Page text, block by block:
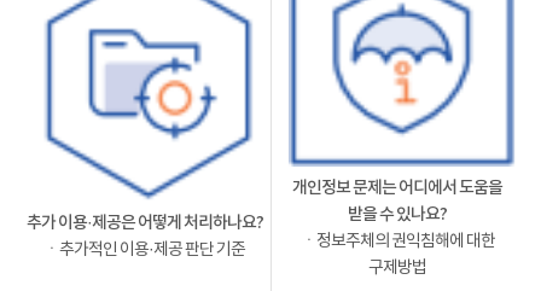
추가 이용·제공은 어떻게 처리하나요?
ㆍ추가적인 이용·제공 판단 기준
개인정보 문제는 어디에서 도움을
받을 수 있나요?
ㆍ정보주체의 권익침해에 대한
구제방법